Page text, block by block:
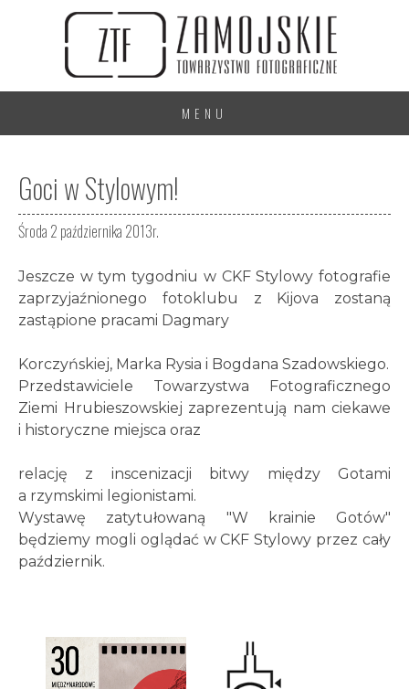
MENU
Goci w Stylowym!
Środa 2 października 2013r.
Jeszcze w tym tygodniu w CKF Stylowy fotografie
zaprzyjaźnionego fotoklubu z Kijova zostaną
zastąpione pracami Dagmary
Korczyńskiej, Marka Rysia i Bogdana Szadowskiego.
Przedstawiciele Towarzystwa Fotograficznego
Ziemi Hrubieszowskiej zaprezentują nam ciekawe
i historyczne miejsca oraz
relację z inscenizacji bitwy między Gotami
a rzymskimi legionistami.
Wystawę zatytułowaną "W krainie Gotów"
będziemy mogli oglądać w CKF Stylowy przez cały
październik.